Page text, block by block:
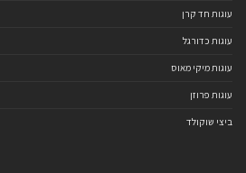
עוגות חד קרן
עוגות כדורגל
עוגות מיקי מאוס
עוגות פרוזן
ביצי שוקולד